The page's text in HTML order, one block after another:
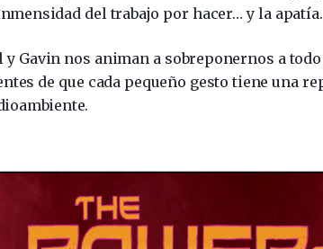
del trabajo por hacer… y la apatía.
y Gavin nos animan a sobreponernos a
de que cada pequeño gesto tiene una